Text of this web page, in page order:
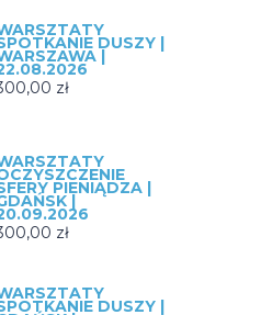
DUSZY |
|
zł
PIENIĄDZA |
|
zł
DUSZY |